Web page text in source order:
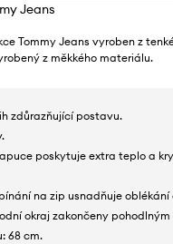
Jeans
Tommy Jeans vyroben z
z měkkého materiálu.
zdůrazňující postavu.
poskytuje extra teplo a
na zip usnadňuje oblékání
okraj zakončeny
68 cm.